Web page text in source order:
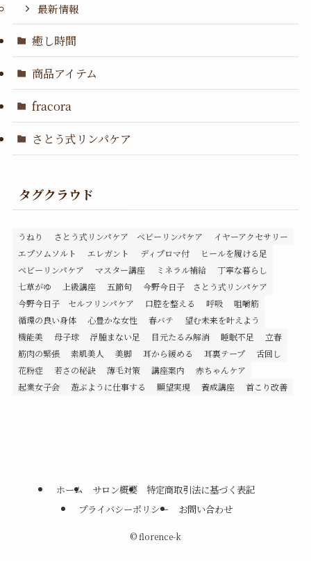
最新情報
癒し時間
商品アイテム
fracora
さとう式リンパケア
タグクラウド
うねり さとう式リンパケア ベビーリンパケア
イヤーアクセサリー
エプソムソルト
エレガント ディプロマ付
ヒールを履ける足
ベビーリンパケア
マスター講座 ミネラル補給
丁寧な暮らし
七草がゆ
上級講座 五節句
今野今日子 さとう式リンパケア
今野今日子 セルフリンパケア
口腔を整える 呼吸
咀嚼筋
循環の良い身体
心豊かな女性 春バテ
望む未来を叶えよう
機能美
母子球 浮腫まない足 目元たるみ解消 睡眠不足
立春
筋肉の緊張
素肌美人 美脚 耳から緩める 耳裏テープ
舌回し
花粉症
若さの秘訣 薄毛対策 講座案内
赤ちゃんケア
起業女子会
遊ぶように仕事する 願望実現 養成講座 首こり改善
ホーム サロン概要
特定商取引法に基づく表記
プライバシーポリシー
お問い合わせ
©florence-k